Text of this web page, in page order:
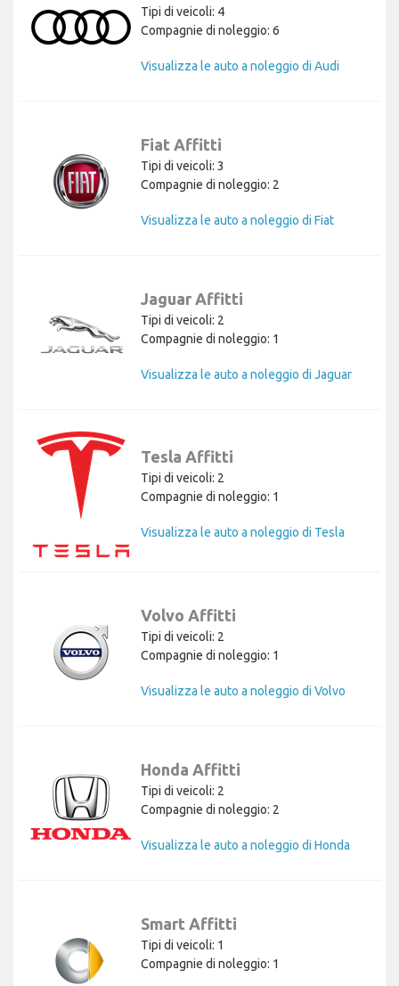
Tipi di veicoli: 4
Compagnie di noleggio: 6
Visualizza le auto a noleggio di Audi
Fiat Affitti
Tipi di veicoli: 3
Compagnie di noleggio: 2
Visualizza le auto a noleggio di Fiat
Jaguar Affitti
Tipi di veicoli: 2
Compagnie di noleggio: 1
Visualizza le auto a noleggio di Jaguar
Tesla Affitti
Tipi di veicoli: 2
Compagnie di noleggio: 1
Visualizza le auto a noleggio di Tesla
Volvo Affitti
Tipi di veicoli: 2
Compagnie di noleggio: 1
Visualizza le auto a noleggio di Volvo
Honda Affitti
Tipi di veicoli: 2
Compagnie di noleggio: 2
Visualizza le auto a noleggio di Honda
Smart Affitti
Tipi di veicoli: 1
Compagnie di noleggio: 1